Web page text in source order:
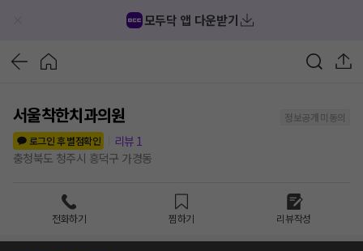
모두닥 앱 다운받기
서울착한치과의원
정보공개 미동의
로그인 후 별점확인
리뷰 1
충청북도 청주시 흥덕구 가경동
전화하기 찜하기 리뷰작성